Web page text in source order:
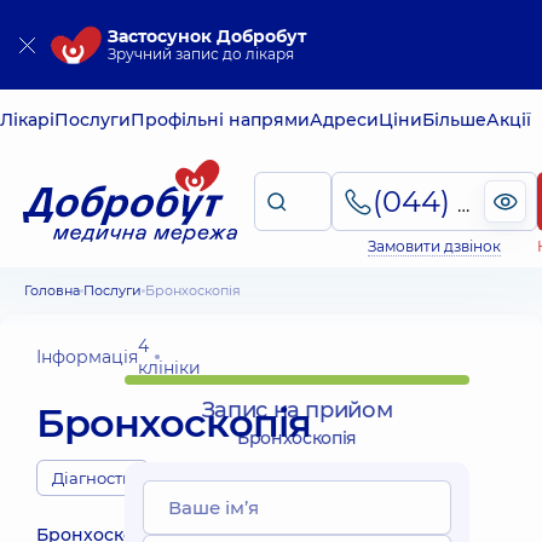
Застосунок Добробут
Зручний запис до лікаря
ЛікаріПослугиПрофільні напрямиАдресиЦіниБільшеАкції
(044) 495-2-888
Замовити дзвінок
Головна Послуги Бронхоскопія
Інформація4
клініки
Бронхоскопія
Діагности
Бронхоскопія
Запис на прийом
Бронхоскопія